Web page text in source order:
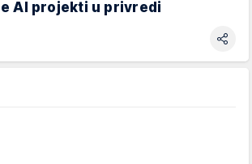
AI projekti u privredi